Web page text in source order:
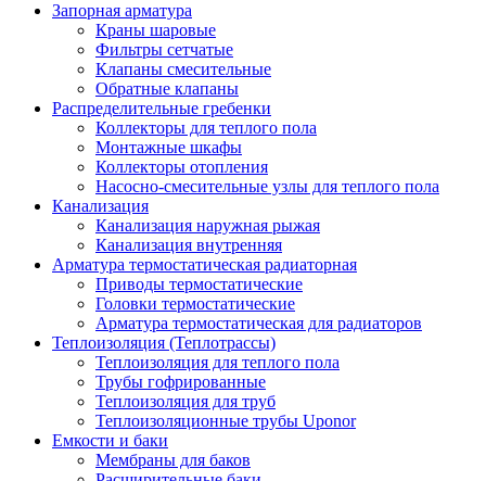
Запорная арматура
Краны шаровые
Фильтры сетчатые
Клапаны смесительные
Обратные клапаны
Распределительные гребенки
Коллекторы для теплого пола
Монтажные шкафы
Коллекторы отопления
Насосно-смесительные узлы для теплого пола
Канализация
Канализация наружная рыжая
Канализация внутренняя
Арматура термостатическая радиаторная
Приводы термостатические
Головки термостатические
Арматура термостатическая для радиаторов
Теплоизоляция (Теплотрассы)
Теплоизоляция для теплого пола
Трубы гофрированные
Теплоизоляция для труб
Теплоизоляционные трубы Uponor
Емкости и баки
Мембраны для баков